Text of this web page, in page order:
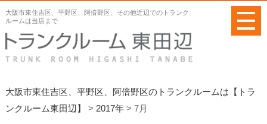
大阪市東住吉区、平野区、阿倍野区、その他近辺でのトランク
ルームは当店まで
大阪市東住吉区、平野区、阿倍野区のトランクルームは【トラ
ンクルーム東田辺】
> 2017年> 7月
メ
ニ
ュ
ー